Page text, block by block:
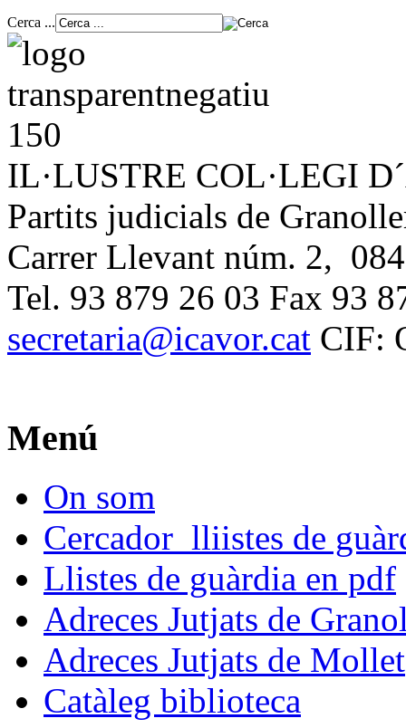
Cerca ...
IL·LUSTRE COL·LEGI
Partits judicials de
Carrer Llevant núm. 2,
Tel. 93 879 26 03 Fax 93
secretaria@icavor.cat CIF:
Menú
On som
Cercador lliistes de
Llistes de guàrdia en pdf
Adreces Jutjats de
Adreces Jutjats de Mollet
Catàleg biblioteca